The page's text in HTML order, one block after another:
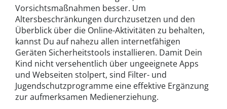
Vorsichtsmaßnahmen besser. Um
Altersbeschränkungen durchzusetzen und den
Überblick über die Online-Aktivitäten zu behalten,
kannst Du auf nahezu allen internetfähigen
Geräten Sicherheitstools installieren. Damit Dein
Kind nicht versehentlich über ungeeignete Apps
und Webseiten stolpert, sind Filter- und
Jugendschutzprogramme eine effektive Ergänzung
zur aufmerksamen Medienerziehung.